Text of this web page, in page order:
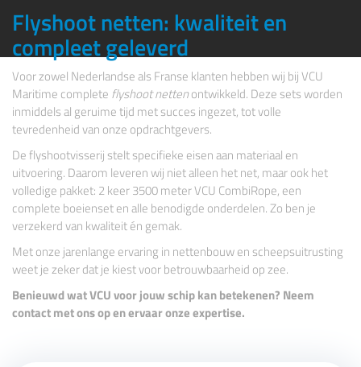
Flyshoot netten: kwaliteit en
compleet geleverd
Voor zowel Nederlandse als Franse klanten hebben wij bij VCU
Maritime complete flyshoot nettenontwikkeld. Deze sets worden
inmiddels al geruime tijd met succes ingezet, tot volle
tevredenheid van onze opdrachtgevers.
De flyshootvisserij stelt specifieke eisen aan materiaal en
uitvoering. Daarom leveren wij niet alleen het net, maar ook het
volledige pakket: 2 keer 3500 meterVCU CombiRope, een
complete boeienset en alle benodigde onderdelen. Zo ben je
verzekerd van kwaliteit én gemak.
Met onze jarenlange ervaring in nettenbouw en scheepsuitrusting
weet je zeker dat je kiest voor betrouwbaarheid op zee.
Benieuwd watVCUvoor jouw schip kan betekenen? Neem
contact met ons op en ervaar onze expertise.